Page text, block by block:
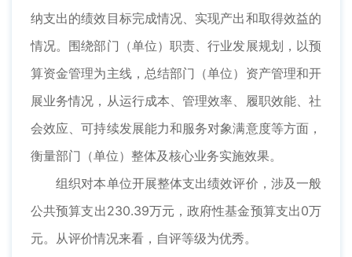
纳支出的绩效目标完成情况、实现产出和取得效益的
情况。围绕部门（单位）职责、行业发展规划，以预
算资金管理为主线，总结部门（单位）资产管理和开
展业务情况，从运行成本、管理效率、履职效能、社
会效应、可持续发展能力和服务对象满意度等方面，
衡量部门（单位）整体及核心业务实施效果。
组织对本单位开展整体支出绩效评价，涉及一般
公共预算支出230.39万元，政府性基金预算支出0万
元。从评价情况来看，自评等级为优秀。